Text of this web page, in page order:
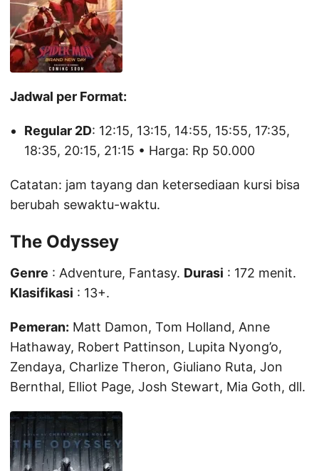
Jadwal per Format:
Regular 2D: 12:15, 13:15, 14:55, 15:55, 17:35,
18:35, 20:15, 21:15 • Harga: Rp 50.000
Catatan: jam tayang dan ketersediaan kursi bisa
berubah sewaktu-waktu.
The Odyssey
Genre : Adventure, Fantasy. Durasi : 172 menit.
Klasifikasi : 13+.
Pemeran: Matt Damon, Tom Holland, Anne
Hathaway, Robert Pattinson, Lupita Nyong’o,
Zendaya, Charlize Theron, Giuliano Ruta, Jon
Bernthal, Elliot Page, Josh Stewart, Mia Goth, dll.